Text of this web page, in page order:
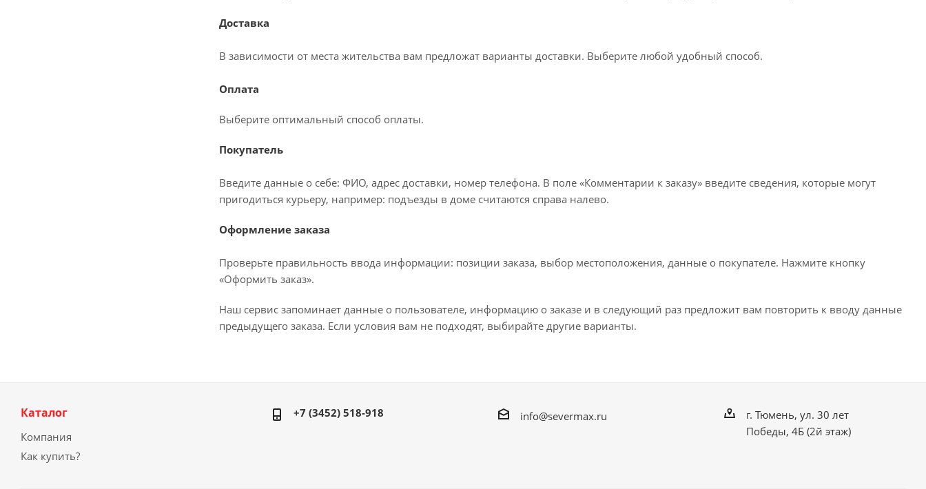
Доставка
В зависимости от места жительства вам предложат варианты доставки. Выберите любой удобный способ.
Оплата
Выберите оптимальный способ оплаты.
Покупатель
Введите данные о себе: ФИО, адрес доставки, номер телефона. В поле «Комментарии к заказу» введите сведения, которые могут
пригодиться курьеру, например: подъезды в доме считаются справа налево.
Оформление заказа
Проверьте правильность ввода информации: позиции заказа, выбор местоположения, данные о покупателе. Нажмите кнопку
«Оформить заказ».
Наш сервис запоминает данные о пользователе, информацию о заказе и в следующий раз предложит вам повторить к вводу данные
предыдущего заказа. Если условия вам не подходят, выбирайте другие варианты.
Каталог
Компания
Как купить?
+7 (3452) 518-918 info@severmax.ru
г. Тюмень, ул. 30 лет
Победы, 4Б (2й этаж)